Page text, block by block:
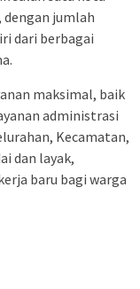
dengan jumlah
dari berbagai
maksimal, baik
administrasi
Kecamatan,
dan layak,
baru bagi warga